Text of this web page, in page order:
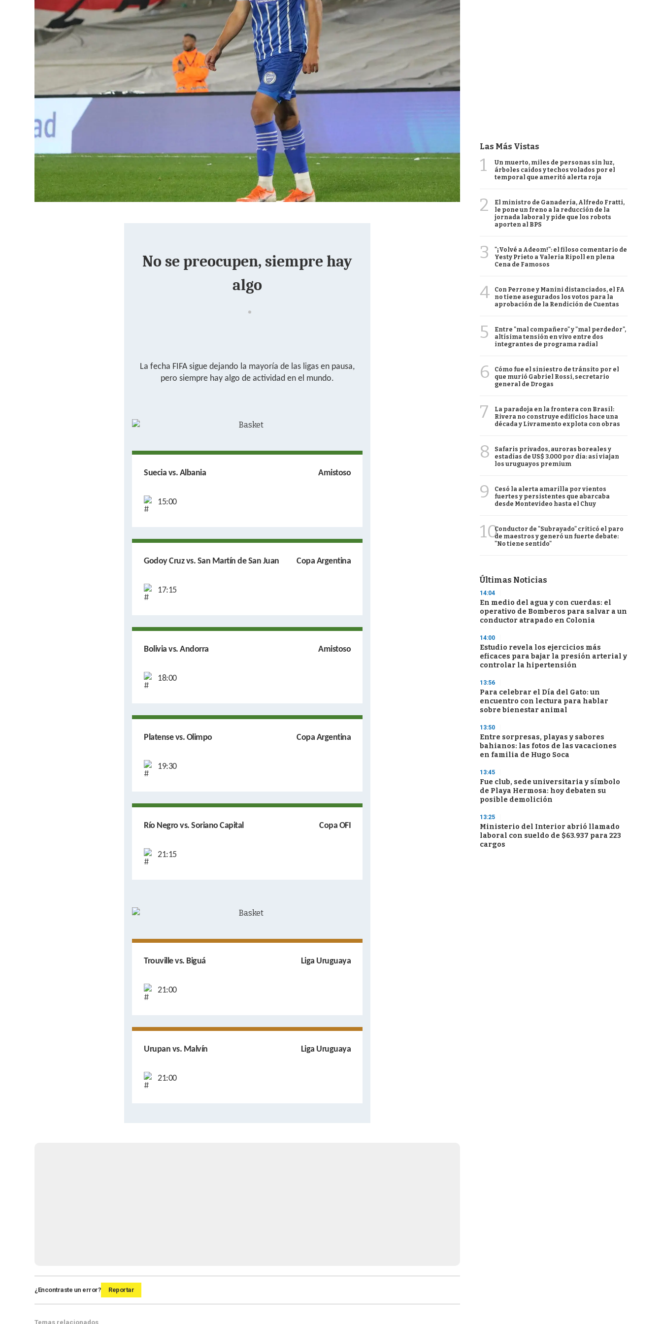
No se preocupen, siempre hay
algo
La fecha FIFA sigue dejando la mayoría de las ligas en pausa,
pero siempre hay algo de actividad en el mundo.
Suecia vs. Albania Amistoso
15:00
Godoy Cruz vs. San Martín de San Juan Copa Argentina
17:15
Bolivia vs. Andorra Amistoso
18:00
Platense vs. Olimpo Copa Argentina
19:30
Río Negro vs. Soriano Capital Copa OFI
21:15
Trouville vs. Biguá Liga Uruguaya
21:00
Urupan vs. Malvín Liga Uruguaya
21:00
¿Encontraste un error? Reportar
Temas relacionados
Las Más Vistas
1
Un muerto, miles de personas sin luz,
árboles caídos y techos volados por el
temporal que ameritó alerta roja
2
El ministro de Ganadería, Alfredo Fratti,
le pone un freno a la reducción de la
jornada laboral y pide que los robots
aporten al BPS
3
"¡Volvé a Adeom!": el filoso comentario de
Yesty Prieto a Valeria Ripoll en plena
Cena de Famosos
4
Con Perrone y Manini distanciados, el FA
no tiene asegurados los votos para la
aprobación de la Rendición de Cuentas
5
Entre "mal compañero" y "mal perdedor",
altísima tensión en vivo entre dos
integrantes de programa radial
6
Cómo fue el siniestro de tránsito por el
que murió Gabriel Rossi, secretario
general de Drogas
7
La paradoja en la frontera con Brasil:
Rivera no construye edificios hace una
década y Livramento explota con obras
8
Safaris privados, auroras boreales y
estadías de US$ 3.000 por día: así viajan
los uruguayos premium
9
Cesó la alerta amarilla por vientos
fuertes y persistentes que abarcaba
desde Montevideo hasta el Chuy
10Conductor de "Subrayado" criticó el paro
de maestros y generó un fuerte debate:
"No tiene sentido"
Últimas Noticias
14:04
En medio del agua y con cuerdas: el
operativo de Bomberos para salvar a un
conductor atrapado en Colonia
14:00
Estudio revela los ejercicios más
eficaces para bajar la presión arterial y
controlar la hipertensión
13:56
Para celebrar el Día del Gato: un
encuentro con lectura para hablar
sobre bienestar animal
13:50
Entre sorpresas, playas y sabores
bahianos: las fotos de las vacaciones
en familia de Hugo Soca
13:45
Fue club, sede universitaria y símbolo
de Playa Hermosa: hoy debaten su
posible demolición
13:25
Ministerio del Interior abrió llamado
laboral con sueldo de $63.937 para 223
cargos